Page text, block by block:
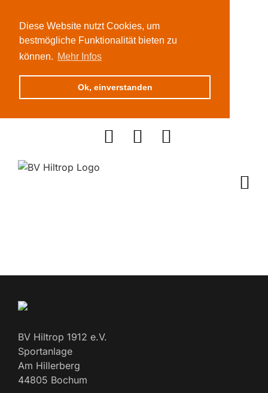
Diese Website nutzt Cookies, um
bestmögliche Funktionalität bieten zu
können. Mehr Infos
Ok, einverstanden
BV Hiltrop 1912 e.V.
Sportanlage
Am Hillerberg
44805 Bochum